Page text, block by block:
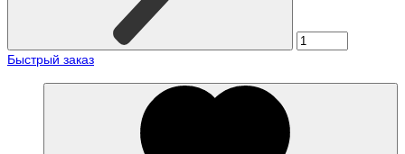
Быстрый заказ